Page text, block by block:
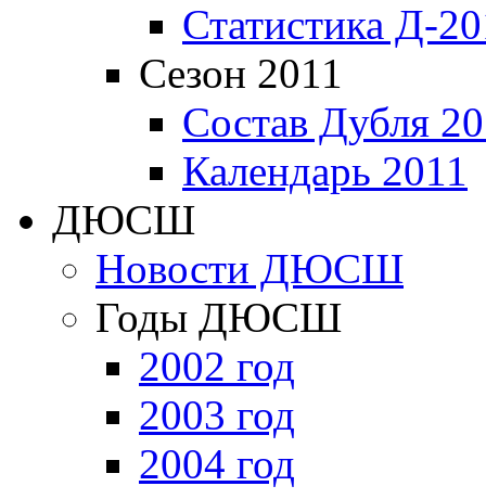
Статистика Д-
Сезон 2011
Состав Дубля
Календарь 2011
ДЮСШ
Новости ДЮСШ
Годы ДЮСШ
2002 год
2003 год
2004 год